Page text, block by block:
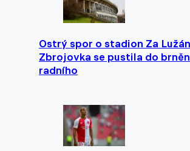
Ostrý spor o stadion Za
Zbrojovka se pustila do
radního